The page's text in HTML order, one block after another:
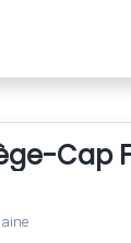
Cap